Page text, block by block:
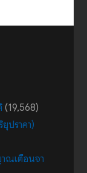
(19,568)
ปราคา)
ณเตือนจา